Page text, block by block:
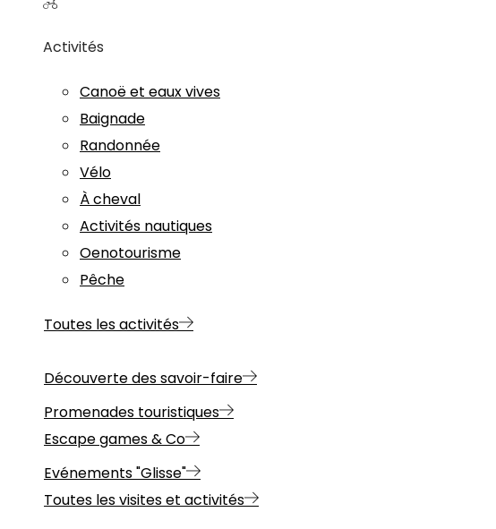
Activités
Canoë et eaux vives
Baignade
Randonnée
Vélo
À cheval
Activités nautiques
Oenotourisme
Pêche
Toutes les activités
Découverte des savoir-faire
Promenades touristiques
Escape games & Co
Evénements "Glisse"
Toutes les visites et activités